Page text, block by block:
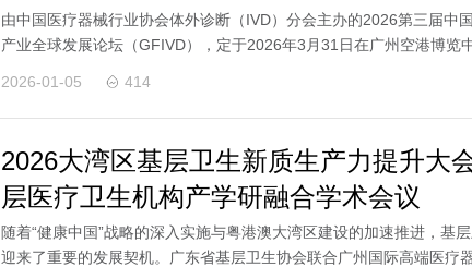
由中国医疗器械行业协会体外诊断（IVD）分会主办的2026第三届中
产业全球发展论坛（GFIVD），定于2026年3月31日在广州空港博览
2026-01-05 414
2026大湾区基层卫生新质生产力提升大
层医疗卫生机构产学研融合学术会议
随着“健康中国”战略的深入实施与粤港澳大湾区建设的加速推进，基
迎来了重要的发展契机。广东省基层卫生协会联合广州国际高端医疗器